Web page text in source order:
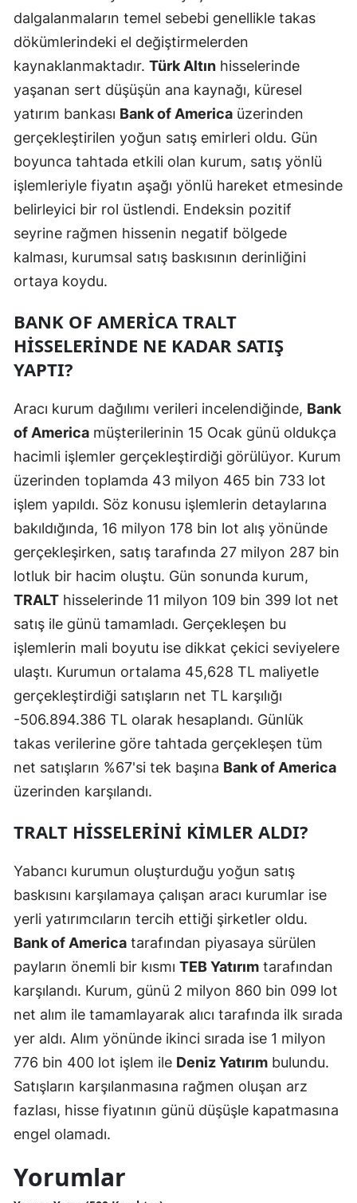
Malatya
Manisa
Kahramanmaraş
Mardin
Muğla
Muş
Nevşehir
Niğde
Sakarya
Siirt
Sinop
Sivas
Tekirdağ
Tokat
Trabzon
Şanlıurfa
Uşak
Van
Yozgat
Zonguldak
Bayburt
Karaman
Batman
Şırnak
Bartın
Ardahan
Iğdır
Yalova
dalgalanmaların temel sebebi genellikle takas
dökümlerindeki el değiştirmelerden
kaynaklanmaktadır. Türk Altın hisselerinde
yaşanan sert düşüşün ana kaynağı, küresel
yatırım bankası Bank of America üzerinden
gerçekleştirilen yoğun satış emirleri oldu. Gün
boyunca tahtada etkili olan kurum, satış yönlü
işlemleriyle fiyatın aşağı yönlü hareket etmesinde
belirleyici bir rol üstlendi. Endeksin pozitif
seyrine rağmen hissenin negatif bölgede
kalması, kurumsal satış baskısının derinliğini
ortaya koydu.
BANK OF AMERICA TRALT
HISSELERINDE NE KADAR SATIŞ
YAPTI?
Aracı kurum dağılımı verileri incelendiğinde, Bank
of America müşterilerinin 15 Ocak günü oldukça
hacimli işlemler gerçekleştirdiği görülüyor. Kurum
üzerinden toplamda 43 milyon 465 bin 733 lot
işlem yapıldı. Söz konusu işlemlerin detaylarına
bakıldığında, 16 milyon 178 bin lot alış yönünde
gerçekleşirken, satış tarafında 27 milyon 287 bin
lotluk bir hacim oluştu. Gün sonunda kurum,
TRALT hisselerinde 11 milyon 109 bin 399 lot net
satış ile günü tamamladı. Gerçekleşen bu
işlemlerin mali boyutu ise dikkat çekici seviyelere
ulaştı. Kurumun ortalama 45,628 TL maliyetle
gerçekleştirdiği satışların net TL karşılığı
-506.894.386 TL olarak hesaplandı. Günlük
takas verilerine göre tahtada gerçekleşen tüm
net satışların %67'si tek başına Bank of America
üzerinden karşılandı.
TRALT HISSELERINI KIMLER ALDI?
Yabancı kurumun oluşturduğu yoğun satış
baskısını karşılamaya çalışan aracı kurumlar ise
yerli yatırımcıların tercih ettiği şirketler oldu.
Bank of America tarafından piyasaya sürülen
payların önemli bir kısmı TEB Yatırım tarafından
karşılandı. Kurum, günü 2 milyon 860 bin 099 lot
net alım ile tamamlayarak alıcı tarafında ilk sırada
yer aldı. Alım yönünde ikinci sırada ise 1 milyon
776 bin 400 lot işlem ile Deniz Yatırım bulundu.
Satışların karşılanmasına rağmen oluşan arz
fazlası, hisse fiyatının günü düşüşle kapatmasına
engel olamadı.
Yorumlar